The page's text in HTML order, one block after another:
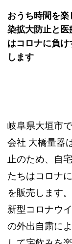
おうち時間を
染拡大防止と医
はコロナに負
します
岐阜県大垣市
会社 大橋量器
止のため、自
たちはコロナ
を販売します。
新型コロナウ
の外出自粛に